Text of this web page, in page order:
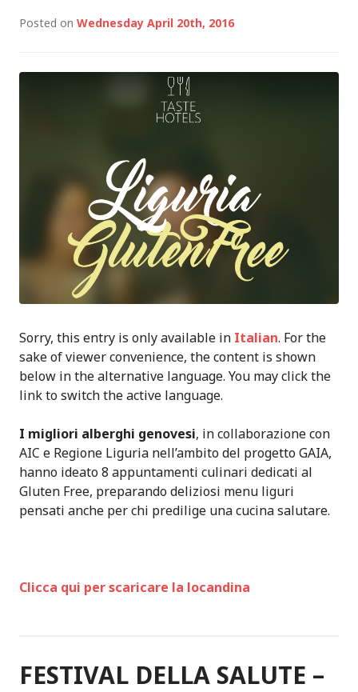
Posted on Wednesday April 20th, 2016
Sorry, this entry is only available in Italian. For the
sake of viewer convenience, the content is shown
below in the alternative language. You may click the
link to switch the active language.
I migliori alberghi genovesi, in collaborazione con
AIC e Regione Liguria nell’ambito del progetto GAIA,
hanno ideato 8 appuntamenti culinari dedicati al
Gluten Free, preparando deliziosi menu liguri
pensati anche per chi predilige una cucina salutare.
Clicca qui per scaricare la locandina
FESTIVAL DELLA SALUTE –